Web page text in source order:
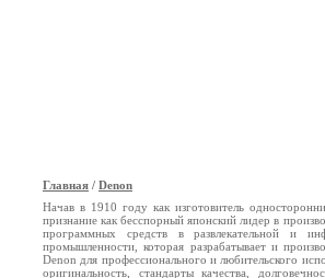
Главная / Denon
Начав в 1910 году как изготовитель
признание как бесспорный японский лидер в
программных средств в развлекательной и
промышленности, которая разрабатывает и
Denon для профессионального и любительского
оригинальность, стандарты качества,